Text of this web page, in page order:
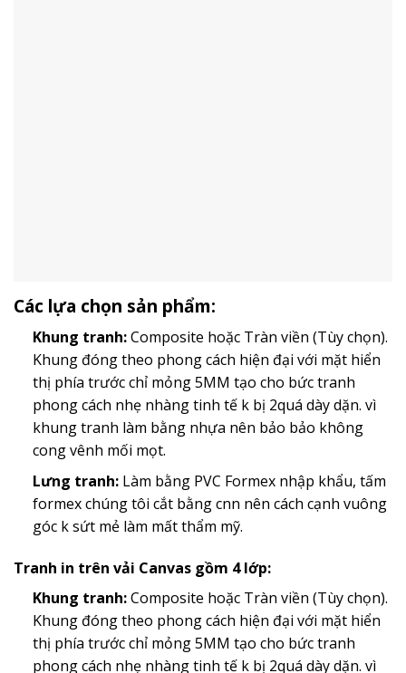
Các lựa chọn sản phẩm:
Khung tranh:Composite hoặc Tràn viền (Tùy chọn).
Khung đóng theo phong cách hiện đại với mặt hiển
thị phía trước chỉ mỏng 5MM tạo cho bức tranh
phong cách nhẹ nhàng tinh tế k bị 2quá dày dặn. vì
khung tranh làm bằng nhựa nên bảo bảo không
cong vênh mối mọt.
Lưng tranh:Làm bằng PVC Formex nhập khẩu, tấm
formex chúng tôi cắt bằng cnn nên cách cạnh vuông
góc k sứt mẻ làm mất thẩm mỹ.
Tranh in trên vải Canvas gồm 4 lớp:
Khung tranh:Composite hoặc Tràn viền (Tùy chọn).
Khung đóng theo phong cách hiện đại với mặt hiển
thị phía trước chỉ mỏng 5MM tạo cho bức tranh
phong cách nhẹ nhàng tinh tế k bị 2quá dày dặn. vì